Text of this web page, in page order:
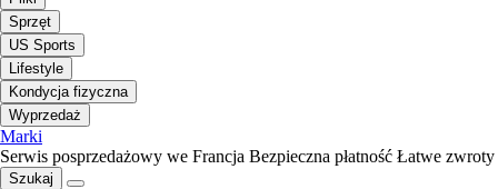
Sprzęt
US Sports
Lifestyle
Kondycja fizyczna
Wyprzedaż
Marki
Serwis posprzedażowy we Francja Bezpieczna płatność Łatwe zwroty
Szukaj